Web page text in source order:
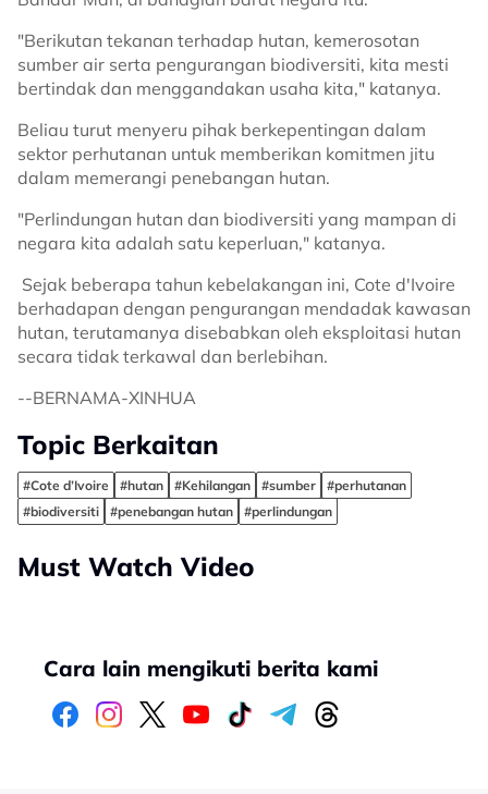
"Berikutan tekanan terhadap hutan, kemerosotan
sumber air serta pengurangan biodiversiti, kita mesti
bertindak dan menggandakan usaha kita," katanya.
Beliau turut menyeru pihak berkepentingan dalam
sektor perhutanan untuk memberikan komitmen jitu
dalam memerangi penebangan hutan.
"Perlindungan hutan dan biodiversiti yang mampan di
negara kita adalah satu keperluan," katanya.
Sejak beberapa tahun kebelakangan ini, Cote d'Ivoire
berhadapan dengan pengurangan mendadak kawasan
hutan, terutamanya disebabkan oleh eksploitasi hutan
secara tidak terkawal dan berlebihan.
--BERNAMA-XINHUA
Topic Berkaitan
#Cote d’Ivoire #hutan #Kehilangan #sumber
#perhutanan
#biodiversiti
#penebangan hutan #perlindungan
Must Watch Video
Cara lain mengikuti berita kami